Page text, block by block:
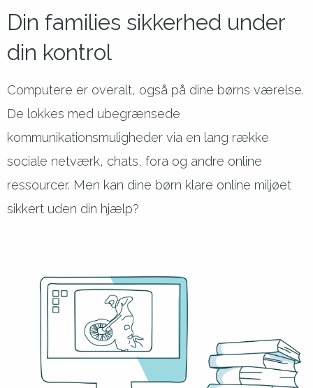
Din families sikkerhed under
din kontrol
Computere er overalt, også på dine børns værelse.
De lokkes med ubegrænsede
kommunikationsmuligheder via en lang række
sociale netværk, chats, fora og andre online
ressourcer. Men kan dine børn klare online miljøet
sikkert uden din hjælp?